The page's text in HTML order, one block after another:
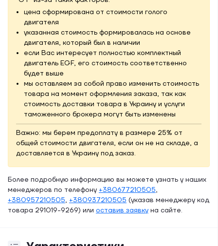
цена сформирована от стоимости голого
двигателя
указанная стоимость формировалась на основе
двигателя, который был в наличии
если Вас интересует полностью комплектный
двигатель EGF, его стоимость соответственно
будет выше
мы оставляем за собой право изменить стоимость
товара на момент оформления заказа, так как
стоимость доставки товара в Украину и услуги
таможенного брокера могут быть изменены
Важно: мы берем предоплату в размере 25% от
общей стоимости двигателя, если он не на складе, а
доставляется в Украину под заказ.
Более подробную информацию вы можете узнать у наших
менеджеров по телефону +380677210505,
+380957210505, +380937210505 (указав менеджеру код
товара 291019-9269) или оставив заявку на сайте.